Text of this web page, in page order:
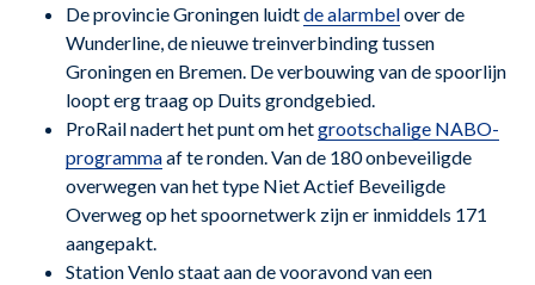
De provincie Groningen luidtde alarmbelover de
Wunderline, de nieuwe treinverbinding tussen
Groningen en Bremen. De verbouwing van de spoorlijn
loopt erg traag op Duits grondgebied.
ProRail nadert het punt om hetgrootschalige NABO-
programmaaf te ronden. Van de 180 onbeveiligde
overwegen van het type Niet Actief Beveiligde
Overweg op het spoornetwerk zijn er inmiddels 171
aangepakt.
Station Venlo staat aan de vooravond van een